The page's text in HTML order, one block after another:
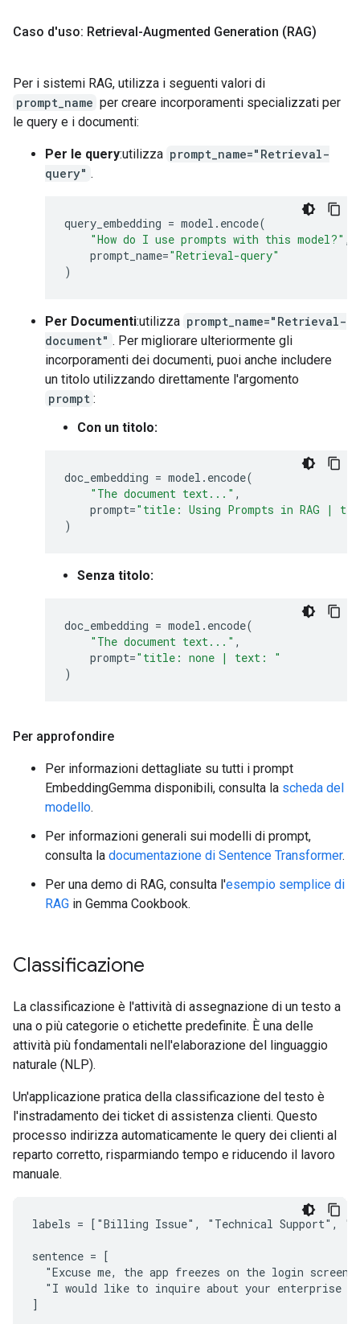
🙋‍♂️
🙋‍♂️
['She is an expert in machine learning.', 'He
`-> 🤖 score:  0.6425841
['The weather in Tokyo is sunny today.', 'I need
Caso d'uso: Retrieval-Augmented Generation (RAG)
Per i sistemi RAG, utilizza i seguenti valori di
prompt_name per creare incorporamenti specializzati per
le query e i documenti:
Per le query:utilizza prompt_name="Retrieval-
query" .
query_embedding = model . encode(
"How do I use prompts with this model?" ,
prompt_name="Retrieval-query"
)
Per Documenti:utilizza prompt_name="Retrieval-
document" . Per migliorare ulteriormente gli
incorporamenti dei documenti, puoi anche includere
un titolo utilizzando direttamente l'argomento
prompt :
Con un titolo:
doc_embedding = model . encode(
"The document text..." ,
prompt="title: Using Prompts in RAG |
)
Senza titolo:
doc_embedding = model . encode(
"The document text..." ,
prompt="title: none | text: "
)
Per approfondire
Per informazioni dettagliate su tutti i prompt
EmbeddingGemma disponibili, consulta la scheda del
modello.
Per informazioni generali sui modelli di prompt,
consulta la documentazione di Sentence Transformer.
Per una demo di RAG, consulta l'esempio semplice di
RAG in Gemma Cookbook.
Classificazione
La classificazione è l'attività di assegnazione di un testo a
una o più categorie o etichette predefinite. È una delle
attività più fondamentali nell'elaborazione del linguaggio
naturale (NLP).
Un'applicazione pratica della classificazione del testo è
l'instradamento dei ticket di assistenza clienti. Questo
processo indirizza automaticamente le query dei clienti al
reparto corretto, risparmiando tempo e riducendo il lavoro
manuale.
labels = ["Billing Issue", "Technical Support",
sentence = [
"Excuse me, the app freezes on the login
"I would like to inquire about your enterprise
]